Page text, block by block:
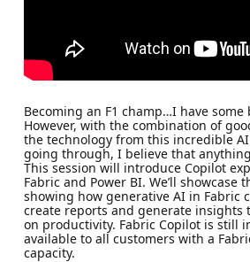
Becoming an F1 champ…I have some
However, with the combination of
the technology from this incredible AI
going through, I believe that
This session will introduce Copilot
Fabric and Power BI. We’ll showcase
showing how generative AI in Fabric
create reports and generate insights
on productivity. Fabric Copilot is still
available to all customers with a
capacity.